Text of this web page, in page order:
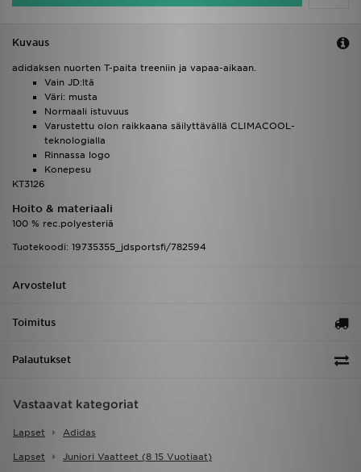
Kuvaus
adidaksen nuorten T-paita treeniin ja vapaa-aikaan.
Vain JD:ltä
Väri: musta
Normaali istuvuus
Varustettu olon raikkaana säilyttävällä CLIMACOOL-
teknologialla
Rinnassa logo
Konepesu
KT3126
Hoito & materiaali
100 % rec.polyesteriä
Tuotekoodi: 19735355_jdsportsfi/782594
Arvostelut
Toimitus
Palautukset
Vastaavat kategoriat
Lapset Adidas
Lapset Juniori Vaatteet (8 15 Vuotiaat)